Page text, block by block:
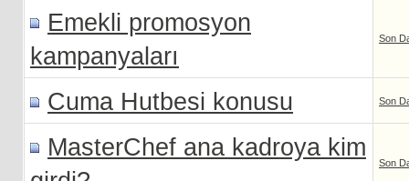
Emekli promosyon
kampanyaları
Son
Cuma Hutbesi konusu Son
MasterChef ana kadroya kim
Son